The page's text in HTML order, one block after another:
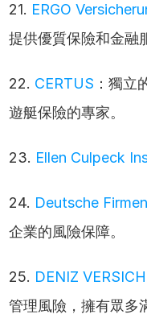
21. ERGO
提供優質保險和金融
22. CERTUS ：獨立
遊艇保險的專家。
23. Ellen Culpeck
24. Deutsche
企業的風險保障。
25. DENIZ
管理風險，擁有眾多